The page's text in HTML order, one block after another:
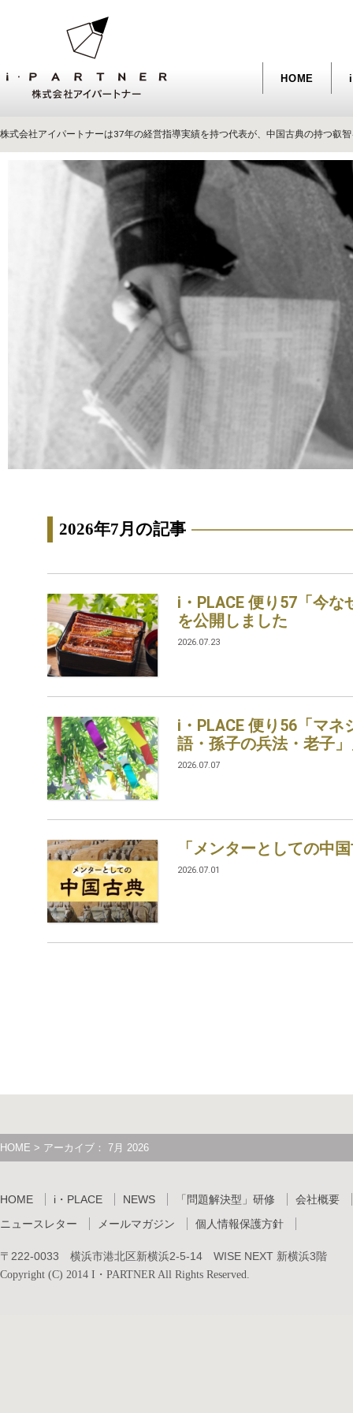
HOME
株式会社アイパートナーは37年の経営指導実績を持つ代表が、中国古典の持つ叡
2026年7月の記事
i・PLACE 便り57「今
を公開しました
2026.07.23
i・PLACE 便り56「マ
語・孫子の兵法・老子
2026.07.07
「メンターとしての中
2026.07.01
HOME > アーカイブ： 7月 2026
HOME i・PLACE NEWS 「問題解決型」研修
会社概要
ニュースレター
メールマガジン 個人情報保護方針
〒222-0033 横浜市港北区新横浜2-5-14 WISE NEXT 新横浜3階
Copyright (C) 2014 I・PARTNER All Rights Reserved.